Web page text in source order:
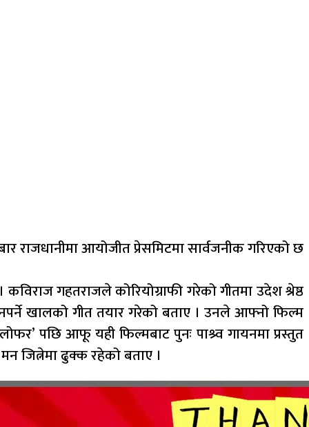
राजधानीमा आयोजीत प्रेसमिटमा सार्वजनीक गरिएको छ
गहतराजले कोरियोग्राफी गरेको गीतमा उदेश श्रेष्ठ
खालको गीत तयार गरेको बताए । उनले आफ्नो फिल्म
पछि आफू यही फिल्मबाट पुनः पाश्र्व गायनमा प्रस्तुत
जित्नेमा ढुक्क रहेको बताए ।